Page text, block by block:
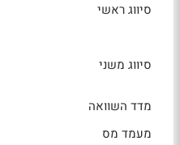
סיווג ראשי
סיווג משני
מדד השוואה
מעמד מס